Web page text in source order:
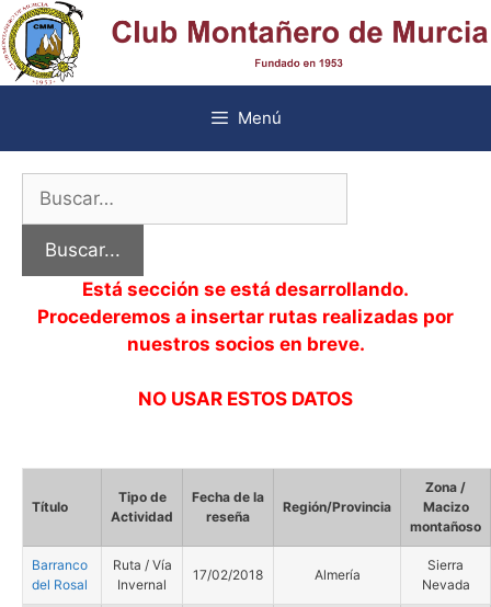
Saltar
al
contenido
Menú
for:
Está sección se está desarrollando.
Procederemos a insertar rutas realizadas por
nuestros socios en breve.
NO USAR ESTOS DATOS
Título
Tipo de
Actividad
Fecha de la
reseña
Región/Provincia
Zona /
Macizo
montañoso
Barranco
del Rosal
Ruta / Vía
Invernal
17/02/2018 Almería
Sierra
Nevada